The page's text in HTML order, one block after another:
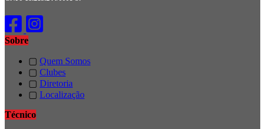
Sobre
▢ Quem Somos
▢ Clubes
▢ Diretoria
▢ Localização
Técnico